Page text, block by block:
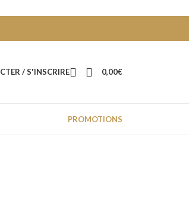
/ S'INSCRIRE 0,00€
PROMOTIONS